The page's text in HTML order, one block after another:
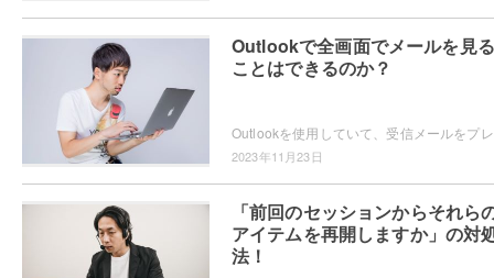
Outlookで全画面でメールを見る
ことはできるのか？
2023年11月23日
「前回のセッションからそれら
アイテムを再開しますか」の対
法！